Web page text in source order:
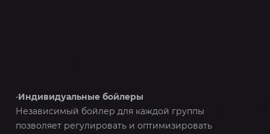
•Индивидуальные бойлеры
Независимый бойлер для каждой группы
позволяет регулировать и оптимизировать